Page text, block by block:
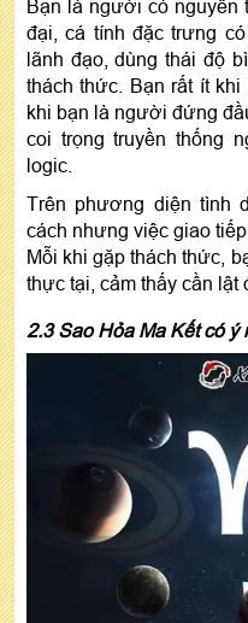
Bạn là người có nguyên
đại, cá tính đặc trưng
lãnh đạo, dùng thái độ
thách thức. Bạn rất ít
khi bạn là người đứng
coi trọng truyền thống
logic.
Trên phương diện tình
cách nhưng việc giao
Mỗi khi gặp thách thức,
thực tại, cảm thấy cần lật
2.3 Sao Hỏa Ma Kết có ý